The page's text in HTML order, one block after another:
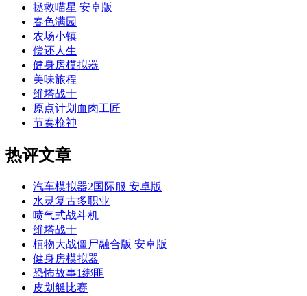
拯救喵星 安卓版
春色满园
农场小镇
偿还人生
健身房模拟器
美味旅程
维塔战士
原点计划血肉工匠
节奏枪神
热评文章
汽车模拟器2国际服 安卓版
水灵复古多职业
喷气式战斗机
维塔战士
植物大战僵尸融合版 安卓版
健身房模拟器
恐怖故事1绑匪
皮划艇比赛